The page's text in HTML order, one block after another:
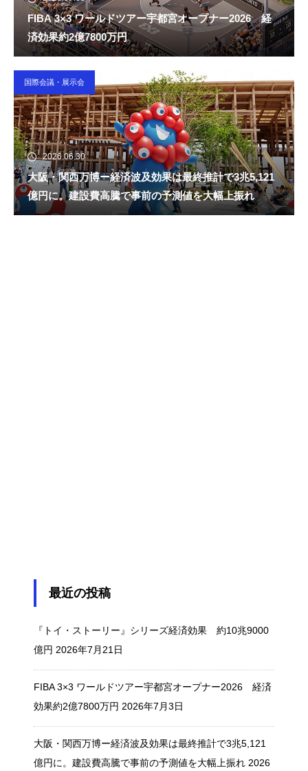
FIBA 3×3 ワールドツアー宇都宮オープナー2026 経
済効果約2億7800万円
国際会議・展示会
2026.06.30
大阪・関西万博ー経済波及効果は最終推計で3兆5,121
億円に。建設費高騰で事前の予測値を大幅上振れ
最近の投稿
『トイ・ストーリー』シリーズ経済効果 約10兆9000
億円 2026年7月21日
FIBA 3×3 ワールドツアー宇都宮オープナー2026 経済
効果約2億7800万円 2026年7月3日
大阪・関西万博ー経済波及効果は最終推計で3兆5,121
億円に。建設費高騰で事前の予測値を大幅上振れ 2026